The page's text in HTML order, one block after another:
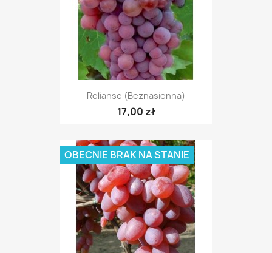
Relianse (beznasienna)
17,00 zł
OBECNIE BRAK NA STANIE